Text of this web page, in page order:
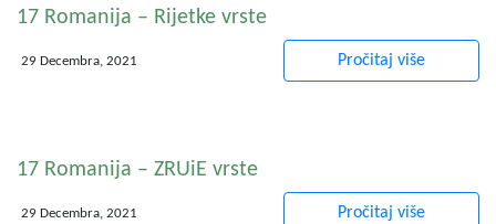
17 Romanija – Rijetke vrste
29 Decembra, 2021 Pročitaj više
17 Romanija – ZRUiE vrste
29 Decembra, 2021 Pročitaj više